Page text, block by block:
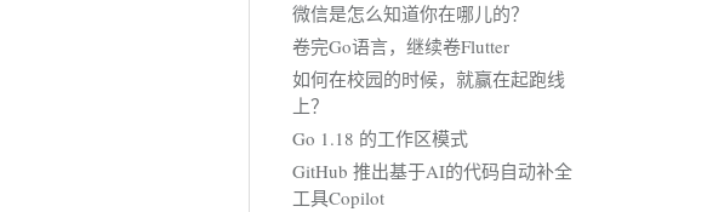
微信是怎么知道你在哪儿的？
卷完Go语言，继续卷Flutter
如何在校园的时候，就赢在起跑线
上？
Go 1.18 的工作区模式
GitHub 推出基于AI的代码自动补全
工具Copilot